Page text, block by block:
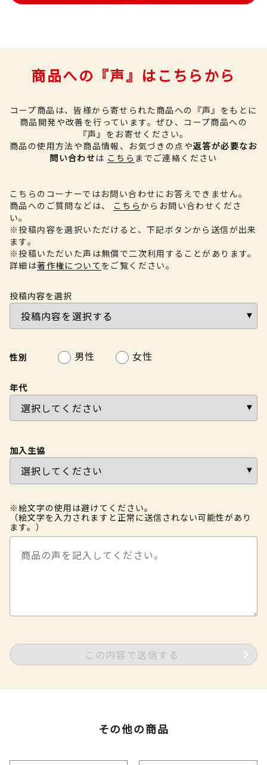
商品への『声』はこちらから
コープ商品は、皆様から寄せられた商品への『声』をもとに
商品開発や改善を行っています。 ぜひ、コープ商品への
『声』をお寄せください。
商品の使用方法や商品情報、お気づきの点や返答が必要なお
問い合わせは こちら までご連絡ください
こちらのコーナーではお問い合わせにお答えできません。
商品へのご質問などは、
こちらからお問い合わせくださ
い。
※投稿内容を選択いただけると、下記ボタンから送信が出来
ます。
※投稿いただいた声は無償で二次利用することがあります。
詳細は著作権について をご覧ください。
投稿内容を選択
性別 男性 女性
年代
加入生協
※絵文字の使用は避けてください。
（絵文字を入力されますと正常に送信されない可能性があり
ます。）
この内容で送信する
その他の商品